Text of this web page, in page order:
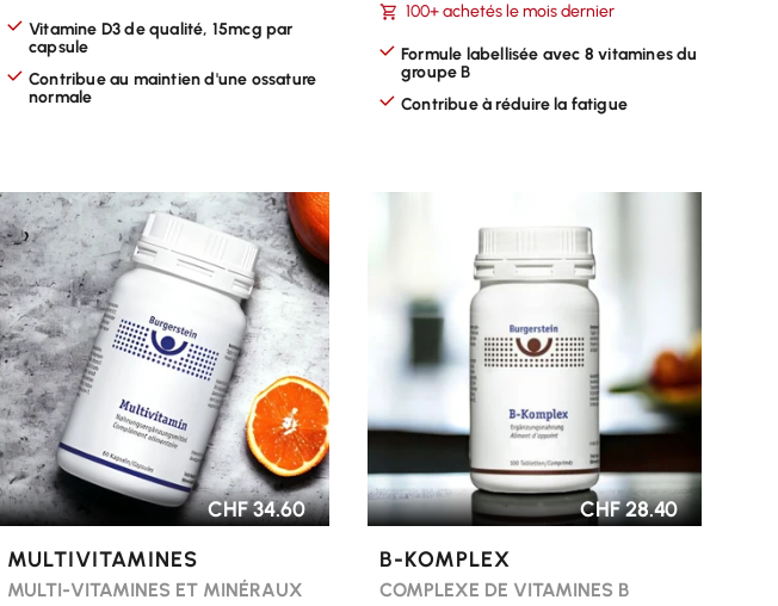
Vitamine D3 de qualité, 15mcg par
capsule
Contribue au maintien d'une ossature
normale
100+ achetés le mois dernier
Formule labellisée avec 8 vitamines du
groupe B
Contribue à réduire la fatigue
CHF 34.60
CHOISIR LES OPTIONS
MULTIVITAMINES
MULTI-VITAMINES ET MINÉRAUX
CHF 28.40
CHOISIR LES OPTIONS
B-KOMPLEX
COMPLEXE DE VITAMINES B